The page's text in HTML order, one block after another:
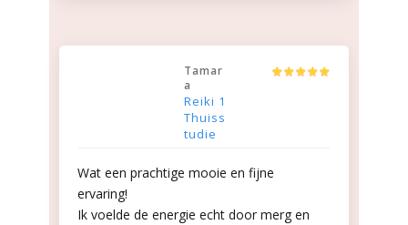
Tamar
a
Reiki 1
Thuiss
tudie
Wat een prachtige mooie en fijne
ervaring!
Ik voelde de energie echt door merg en